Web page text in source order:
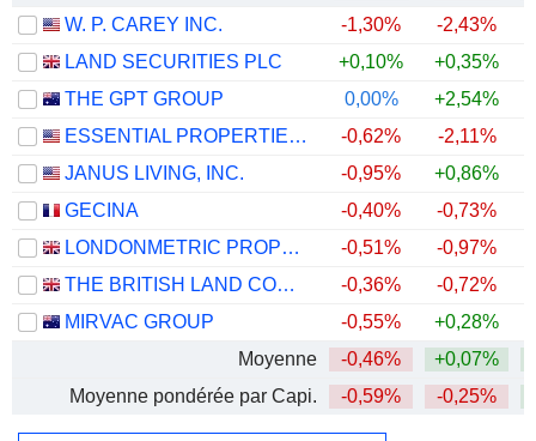
W. P. CAREY INC.
-1,30% -2,43%
LAND SECURITIES PLC
+0,10% +0,35%
THE GPT GROUP
0,00% +2,54%
ESSENTIAL PROPERTIES REALTY TRUST, INC.
-0,62% -2,11%
JANUS LIVING, INC.
-0,95%
+0,86%
GECINA
-0,40% -0,73%
LONDONMETRIC PROPERTY PLC
-0,51% -0,97%
THE BRITISH LAND COMPANY PLC
-0,36% -0,72%
MIRVAC GROUP
-0,55% +0,28%
Moyenne
-0,46% +0,07%
Moyenne pondérée par Capi.
-0,59% -0,25%